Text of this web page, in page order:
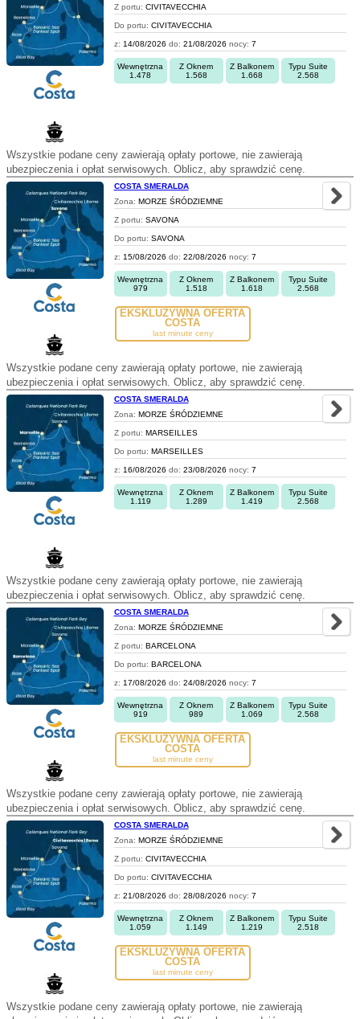
Z portu: CIVITAVECCHIA
Do portu: CIVITAVECCHIA
z: 14/08/2026 do: 21/08/2026 nocy: 7
Wewnętrzna
1.478
Z Oknem
1.568
Z Balkonem
1.668
Typu Suite
2.568
Wszystkie podane ceny zawierają opłaty portowe, nie zawierają
ubezpieczenia i opłat serwisowych. Oblicz, aby sprawdzić cenę.
COSTA SMERALDA
Zona: MORZE ŚRÓDZIEMNE
Z portu: SAVONA
Do portu: SAVONA
z: 15/08/2026 do: 22/08/2026 nocy: 7
Wewnętrzna
979
Z Oknem
1.518
Z Balkonem
1.618
Typu Suite
2.568
EKSKLUZYWNA OFERTA
COSTA
last minute ceny
Wszystkie podane ceny zawierają opłaty portowe, nie zawierają
ubezpieczenia i opłat serwisowych. Oblicz, aby sprawdzić cenę.
COSTA SMERALDA
Zona: MORZE ŚRÓDZIEMNE
Z portu: MARSEILLES
Do portu: MARSEILLES
z: 16/08/2026 do: 23/08/2026 nocy: 7
Wewnętrzna
1.119
Z Oknem
1.289
Z Balkonem
1.419
Typu Suite
2.568
Wszystkie podane ceny zawierają opłaty portowe, nie zawierają
ubezpieczenia i opłat serwisowych. Oblicz, aby sprawdzić cenę.
COSTA SMERALDA
Zona: MORZE ŚRÓDZIEMNE
Z portu: BARCELONA
Do portu: BARCELONA
z: 17/08/2026 do: 24/08/2026 nocy: 7
Wewnętrzna
919
Z Oknem
989
Z Balkonem
1.069
Typu Suite
2.568
EKSKLUZYWNA OFERTA
COSTA
last minute ceny
Wszystkie podane ceny zawierają opłaty portowe, nie zawierają
ubezpieczenia i opłat serwisowych. Oblicz, aby sprawdzić cenę.
COSTA SMERALDA
Zona: MORZE ŚRÓDZIEMNE
Z portu: CIVITAVECCHIA
Do portu: CIVITAVECCHIA
z: 21/08/2026 do: 28/08/2026 nocy: 7
Wewnętrzna
1.059
Z Oknem
1.149
Z Balkonem
1.219
Typu Suite
2.518
EKSKLUZYWNA OFERTA
COSTA
last minute ceny
Wszystkie podane ceny zawierają opłaty portowe, nie zawierają